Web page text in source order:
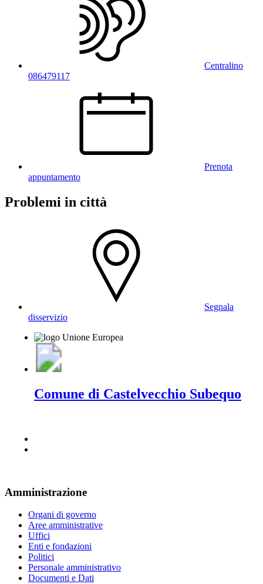
Centralino
086479117
Prenota
appuntamento
Problemi in città
Segnala
disservizio
Comune di Castelvecchio Subequo
Amministrazione
Organi di governo
Aree amministrative
Uffici
Enti e fondazioni
Politici
Personale amministrativo
Documenti e Dati